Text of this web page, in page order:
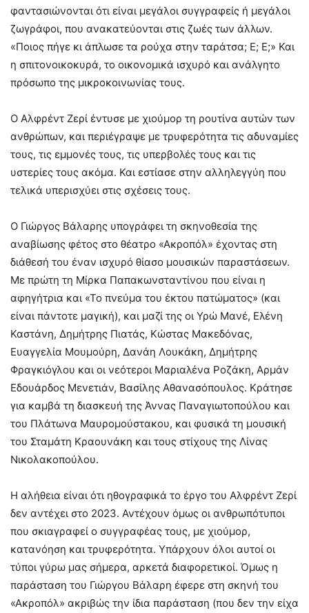
φαντασιώνονται ότι είναι μεγάλοι συγγραφείς ή μεγάλοι
ζωγράφοι, που ανακατεύονται στις ζωές των άλλων.
«Ποιος πήγε κι άπλωσε τα ρούχα στην ταράτσα; Ε; Ε;» Και
η σπιτονοικοκυρά, το οικονομικά ισχυρό και ανάλγητο
πρόσωπο της μικροκοινωνίας τους.
Ο Αλφρέντ Ζερί έντυσε με χιούμορ τη ρουτίνα αυτών των
ανθρώπων, και περιέγραψε με τρυφερότητα τις αδυναμίες
τους, τις εμμονές τους, τις υπερβολές τους και τις
υστερίες τους ακόμα. Και εστίασε στην αλληλεγγύη που
τελικά υπερισχύει στις σχέσεις τους.
Ο Γιώργος Βάλαρης υπογράφει τη σκηνοθεσία της
αναβίωσης φέτος στο θέατρο «Ακροπόλ» έχοντας στη
διάθεσή του έναν ισχυρό θίασο μουσικών παραστάσεων.
Με πρώτη τη Μίρκα Παπακωνσταντίνου που είναι η
αφηγήτρια και «Το πνεύμα του έκτου πατώματος» (και
είναι πάντοτε μαγική), και μαζί της οι Υρώ Μανέ, Ελένη
Καστάνη, Δημήτρης Πιατάς, Κώστας Μακεδόνας,
Ευαγγελία Μουμούρη, Δανάη Λουκάκη, Δημήτρης
Φραγκιόγλου και οι νεότεροι Μαριαλένα Ροζάκη, Αρμάν
Εδουάρδος Μενετιάν, Βασίλης Αθανασόπουλος. Κράτησε
για καμβά τη διασκευή της Άννας Παναγιωτοπούλου και
του Πλάτωνα Μαυρομούστακου, και φυσικά τη μουσική
του Σταμάτη Κραουνάκη και τους στίχους της Λίνας
Νικολακοπούλου.
Η αλήθεια είναι ότι ηθογραφικά το έργο του Αλφρέντ Ζερί
δεν αντέχει στο 2023. Αντέχουν όμως οι ανθρωπότυποι
που σκιαγραφεί ο συγγραφέας τους, με χιούμορ,
κατανόηση και τρυφερότητα. Υπάρχουν όλοι αυτοί οι
τύποι γύρω μας σήμερα, αρκετά διαφορετικοί. Όμως η
παράσταση του Γιώργου Βάλαρη έφερε στη σκηνή του
«Ακροπόλ» ακριβώς την ίδια παράσταση (που δεν την είχα